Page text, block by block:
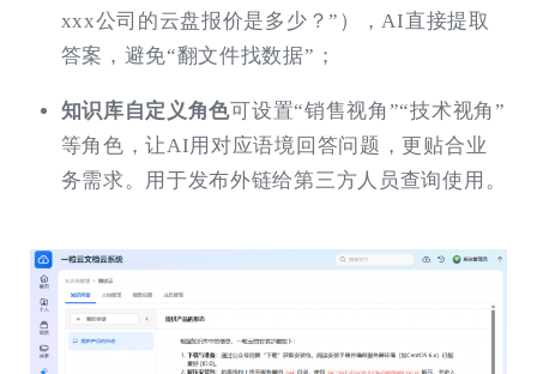
xxx公司的云盘报价是多少？”），AI直接提取
答案，避免“翻文件找数据”；
知识库自定义角色可设置“销售视角”“技术视角”
等角色，让AI用对应语境回答问题，更贴合业
务需求。用于发布外链给第三方人员查询使用。